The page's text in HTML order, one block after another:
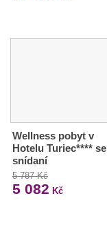
Wellness pobyt v
Hotelu Turiec**** se
snídaní
5 787 Kč
5 082 Kč